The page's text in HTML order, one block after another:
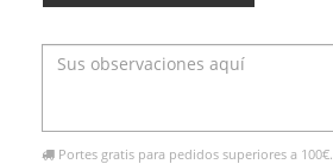
Portes gratis para pedidos superiores a 100€.